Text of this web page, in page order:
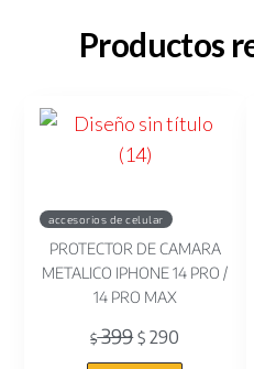
Productos
accesorios de celular
PROTECTOR DE CAMARA
METALICO IPHONE 14 PRO /
14 PRO MAX
$399 $ 290